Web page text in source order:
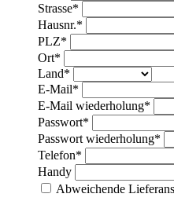
Strasse*
Hausnr.*
PLZ*
Ort*
Land*
E-Mail*
E-Mail wiederholung*
Passwort*
Passwort wiederholung*
Telefon*
Handy
Abweichende